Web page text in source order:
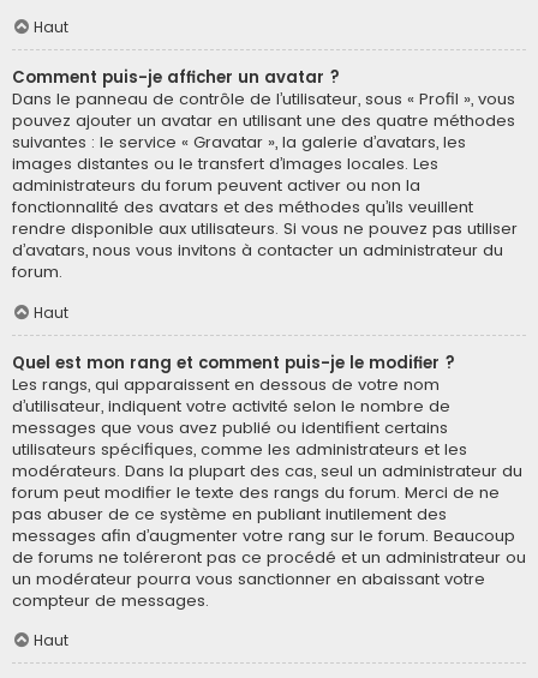
Haut
Comment puis-je afficher un avatar ?
Dans le panneau de contrôle de l’utilisateur, sous « Profil », vous
pouvez ajouter un avatar en utilisant une des quatre méthodes
suivantes : le service « Gravatar », la galerie d’avatars, les
images distantes ou le transfert d’images locales. Les
administrateurs du forum peuvent activer ou non la
fonctionnalité des avatars et des méthodes qu’ils veuillent
rendre disponible aux utilisateurs. Si vous ne pouvez pas utiliser
d’avatars, nous vous invitons à contacter un administrateur du
forum.
Haut
Quel est mon rang et comment puis-je le modifier ?
Les rangs, qui apparaissent en dessous de votre nom
d’utilisateur, indiquent votre activité selon le nombre de
messages que vous avez publié ou identifient certains
utilisateurs spécifiques, comme les administrateurs et les
modérateurs. Dans la plupart des cas, seul un administrateur du
forum peut modifier le texte des rangs du forum. Merci de ne
pas abuser de ce système en publiant inutilement des
messages afin d’augmenter votre rang sur le forum. Beaucoup
de forums ne toléreront pas ce procédé et un administrateur ou
un modérateur pourra vous sanctionner en abaissant votre
compteur de messages.
Haut